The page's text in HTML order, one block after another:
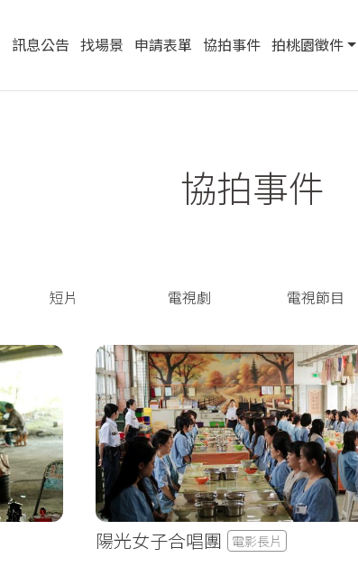
訊息公告 找場景 申請表單 協拍事件 拍桃園徵件
協拍事件
短片 電視劇 電視節目
陽光女子合唱團 電影長片